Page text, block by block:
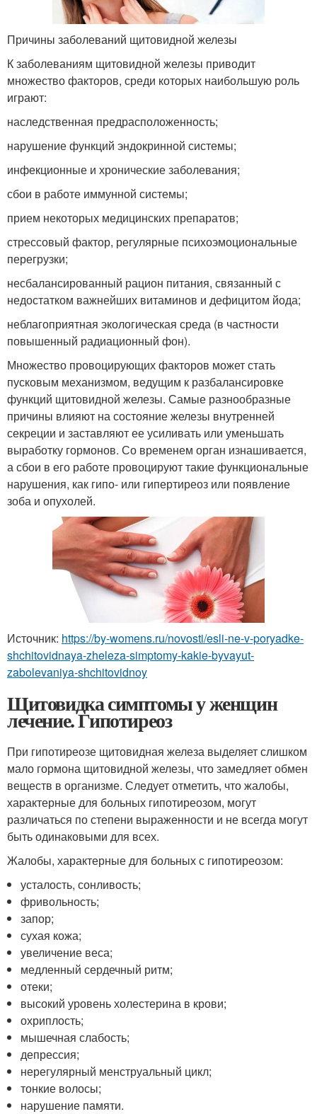
Причины заболеваний щитовидной железы
К заболеваниям щитовидной железы приводит
множество факторов, среди которых наибольшую роль
играют:
наследственная предрасположенность;
нарушение функций эндокринной системы;
инфекционные и хронические заболевания;
сбои в работе иммунной системы;
прием некоторых медицинских препаратов;
стрессовый фактор, регулярные психоэмоциональные
перегрузки;
несбалансированный рацион питания, связанный с
недостатком важнейших витаминов и дефицитом йода;
неблагоприятная экологическая среда (в частности
повышенный радиационный фон).
Множество провоцирующих факторов может стать
пусковым механизмом, ведущим к разбалансировке
функций щитовидной железы. Самые разнообразные
причины влияют на состояние железы внутренней
секреции и заставляют ее усиливать или уменьшать
выработку гормонов. Со временем орган изнашивается,
а сбои в его работе провоцируют такие функциональные
нарушения, как гипо- или гипертиреоз или появление
зоба и опухолей.
Источник: https://by-womens.ru/novosti/esli-ne-v-poryadke-
shchitovidnaya-zheleza-simptomy-kakie-byvayut-
zabolevaniya-shchitovidnoy
Щитовидка симптомы у женщин
лечение. Гипотиреоз
При гипотиреозе щитовидная железа выделяет слишком
мало гормона щитовидной железы, что замедляет обмен
веществ в организме. Следует отметить, что жалобы,
характерные для больных гипотиреозом, могут
различаться по степени выраженности и не всегда могут
быть одинаковыми для всех.
Жалобы, характерные для больных с гипотиреозом:
усталость, сонливость;
фривольность;
запор;
сухая кожа;
увеличение веса;
медленный сердечный ритм;
отеки;
высокий уровень холестерина в крови;
охриплость;
мышечная слабость;
депрессия;
нерегулярный менструальный цикл;
тонкие волосы;
нарушение памяти.